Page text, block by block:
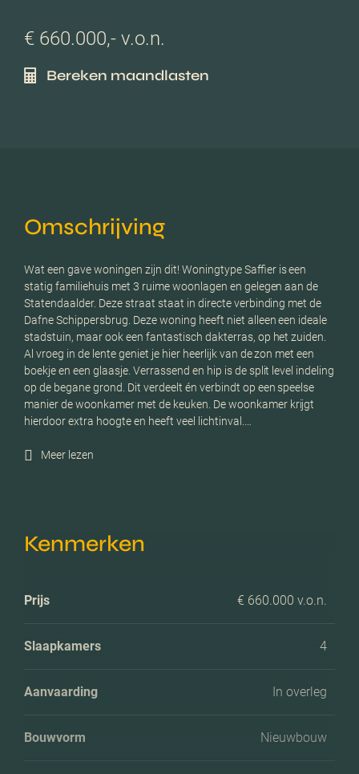
€ 660.000,- v.o.n.
Bereken maandlasten
Omschrijving
Wat een gave woningen zijn dit! Woningtype Saffier is een
statig familiehuis met 3 ruime woonlagen en gelegen aan de
Statendaalder. Deze straat staat in directe verbinding met de
Dafne Schippersbrug. Deze woning heeft niet alleen een ideale
stadstuin, maar ook een fantastisch dakterras, op het zuiden.
Al vroeg in de lente geniet je hier heerlijk van de zon met een
boekje en een glaasje. Verrassend en hip is de split level indeling
op de begane grond. Dit verdeelt én verbindt op een speelse
manier de woonkamer met de keuken. De woonkamer krijgt
hierdoor extra hoogte en heeft veel lichtinval.…
Meer lezen
Kenmerken
Prijs € 660.000 v.o.n.
Slaapkamers 4
Aanvaarding In overleg
Bouwvorm Nieuwbouw